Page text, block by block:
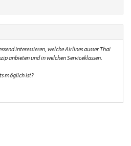
interessieren, welche Airlines ausser Thai
anbieten und in welchen Serviceklassen.
möglich ist?